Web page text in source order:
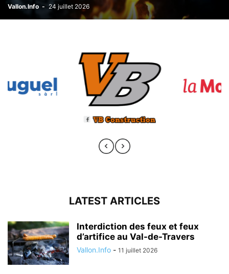
Vallon.Info - 24 juillet 2026
LATEST ARTICLES
Interdiction des feux et feux
d’artifice au Val-de-Travers
Vallon.Info - 11 juillet 2026